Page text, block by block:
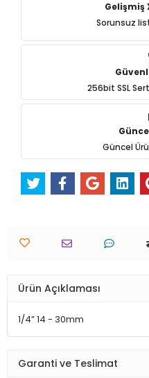
Gelişmiş
Sorunsuz
256bit SSL
Güncel
Ürün Açıklaması
1/4” 14 - 30mm
Garanti ve Teslimat